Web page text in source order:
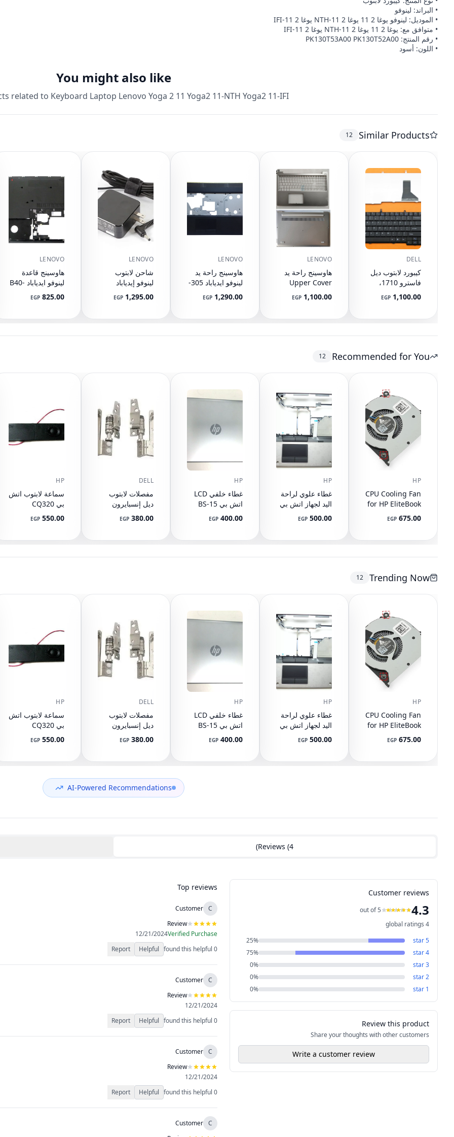
• البراند: لينوفو
• الموديل: لينوفو يوغا 2 11 يوغا 2 11-NTH يوغا 2 11-IFI
• متوافق مع: يوغا 2 11 يوغا 2 11-NTH يوغا 2 11-IFI
• رقم المنتج: PK130T53A00 PK130T52A00
• اللون: أسود
You might also like
related to Keyboard Laptop Lenovo Yoga 2 11 Yoga2 11-NTH Yoga2 11-IFI
Similar Products
12
DELL
كيبورد لابتوب ديل
فاسترو 1710،
1720، PP36X،
J485C باللون
1,100.00
EGP
LENOVO
هاوسينج راحة يد
Upper Cover
ايدياباد 330S-15
7000-15 ikb
1,100.00
EGP
LENOVO
هاوسينج راحة يد
لينوفو ايدياباد 305-
305-15IBY
1,290.00
EGP
LENOVO
شاحن لابتوب
لينوفو إيدياباد
فولت 2.25 أمبير
1,295.00
EGP
LENOVO
هاوسينج قاعدة
لينوفو ايدياباد B40-
70 Base Cover
AP14I000900
825.00
EGP
Recommended for You
12
HP
CPU Cooling Fan
for HP EliteBook
745 G3 G4, 840
G3 G4, 848 G3
DC05V 0.50A
675.00
EGP
HP
غطاء علوي لراحة
اليد لجهاز اتش بي
مع تاتش باد
(مستعمل)
500.00
EGP
HP
غطاء خلفي LCD
اتش بي 15-BS
15-BW 15Q-BU
رقم القطعة
(مستعمل)
400.00
EGP
DELL
مفصلات لابتوب
ديل إنسبايرون
1525 1526
GW345 GW346
380.00
EGP
HP
سماعة لابتوب اتش
بي CQ320
CQ321 CQ420
510 CQ511
610 615 620 621
550.00
EGP
Trending Now
12
HP
CPU Cooling Fan
for HP EliteBook
745 G3 G4, 840
G3 G4, 848 G3
675.00
EGP
HP
غطاء علوي لراحة
اليد لجهاز اتش بي
مع تاتش باد
500.00
EGP
HP
غطاء خلفي LCD
اتش بي 15-BS
15-BW 15Q-BU
رقم القطعة
400.00
EGP
DELL
مفصلات لابتوب
ديل إنسبايرون
1525 1526
GW345 GW346
380.00
EGP
HP
سماعة لابتوب اتش
بي CQ320
CQ321 CQ420
510 CQ511
610 615 620 621
625 VV09 VV10
605792-001
550.00
EGP
AI-Powered Recommendations
Reviews (4
)
Customer reviews
4.3
out of 5
4
global ratings
5
star
25%
4
star
75%
3
star
0%
2
star
0%
1
star
0%
Review this product
Share your thoughts with other customers
Write a customer review
Top reviews
C
Customer
Review
Verified Purchase
12/21/2024
0
found this helpful
Helpful
Report
C
Customer
Review
12/21/2024
0
found this helpful
Helpful
Report
C
Customer
Review
12/21/2024
0
found this helpful
Helpful
Report
C
Customer